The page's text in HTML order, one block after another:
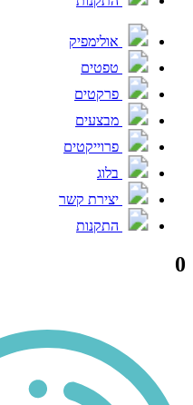
אולימפיק
טפטים
פרקטים
מבצעים
פרוייקטים
בלוג
יצירת קשר
התקנות
0